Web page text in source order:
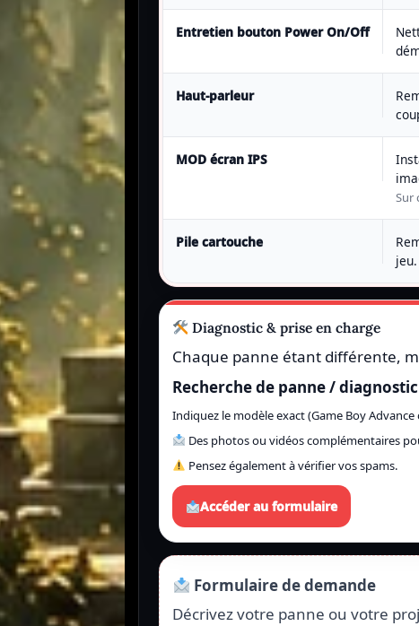
Entretien bouton Power On/Off
Haut-parleur
MOD écran IPS
Sur
Pile cartouche
jeu.
Diagnostic & prise en charge
Chaque panne étant différente,
Recherche de panne /
Indiquez le modèle exact (Game Boy
Des photos ou vidéos complémentaires
Pensez également à vérifier vos spams.
Accéder au formulaire
Formulaire de demande
Décrivez votre panne ou votre